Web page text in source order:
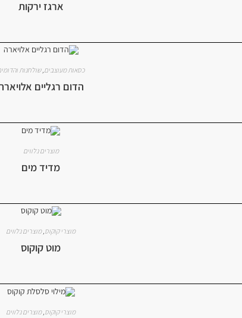
ארגז ירקות
כסאות מעוצבים,שולחנות
הדום רגליים
מוצרים נלווים
מדיד מים
מוצרי קוקוס,מוצרים נלווים
מוט קוקוס
מוצרי קוקוס ,מוצרים נלווים